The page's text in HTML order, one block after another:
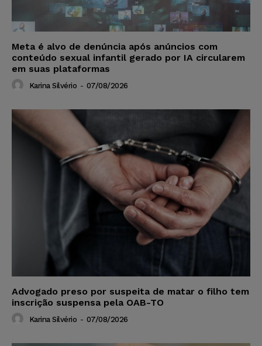
Meta é alvo de denúncia após anúncios com
conteúdo sexual infantil gerado por IA circularem
em suas plataformas
Karina Silvério - 07/08/2026
Advogado preso por suspeita de matar o filho tem
inscrição suspensa pela OAB-TO
Karina Silvério - 07/08/2026